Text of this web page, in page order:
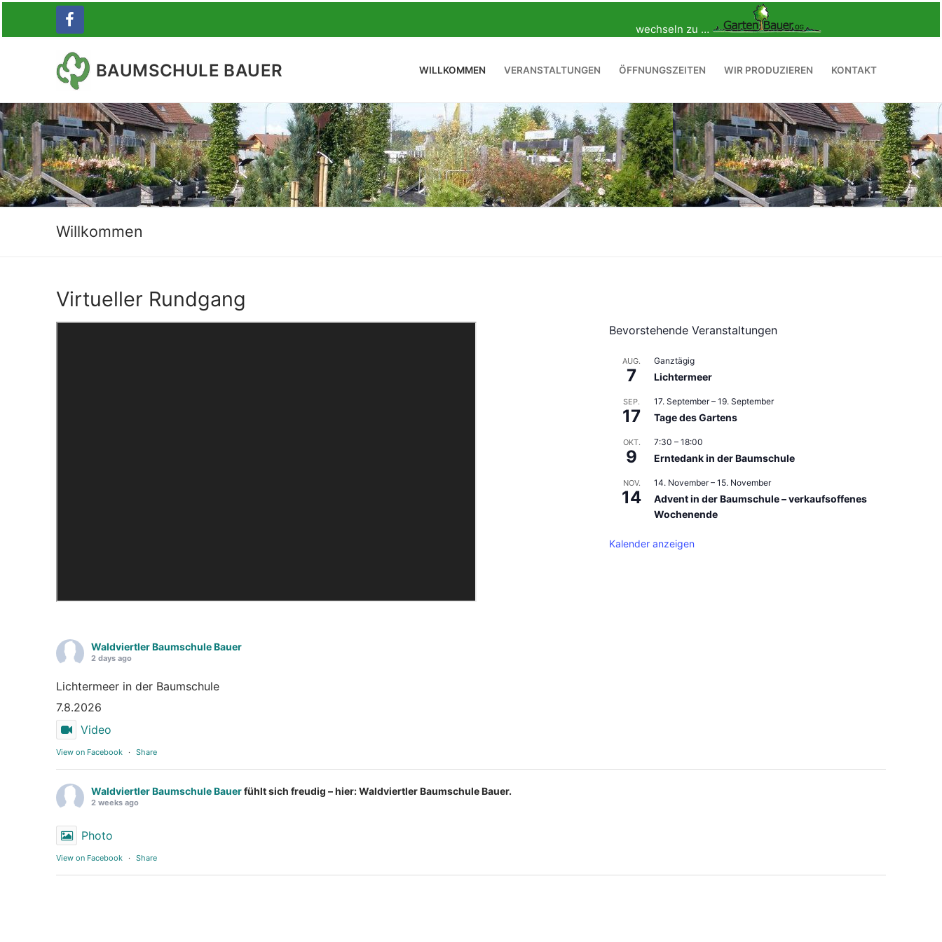
wechseln zu …
BAUMSCHULE BAUER WILLKOMMEN VERANSTALTUNGEN ÖFFNUNGSZEITEN WIR PRODUZIEREN KONTAKT
Suchen nach:
Willkommen
Virtueller Rundgang
Bevorstehende Veranstaltungen
AUG.
7
Ganztägig
Lichtermeer
SEP.
17
17. September–19. September
Tage des Gartens
OKT.
9
7:30 –18:00
Erntedank in der Baumschule
NOV.
14
14. November–15. November
Advent in der Baumschule – verkaufsoffenes
Wochenende
Kalender anzeigen
Waldviertler Baumschule Bauer
2 days ago
Lichtermeer in der Baumschule
7.8.2026
Video
View on Facebook · Share
Waldviertler Baumschule Bauerfühlt sich freudig – hier: Waldviertler Baumschule Bauer.
2 weeks ago
Photo
View on Facebook · Share